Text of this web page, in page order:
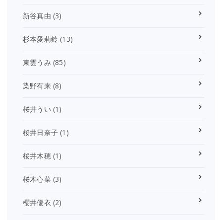
新谷真由 (3)
杉本愛莉鈴 (13)
東雲うみ (85)
染野有来(8)
桜井うい (1)
桜井日奈子 (1)
桜井木穂(1)
桜木心菜(3)
櫻井優衣 (2)